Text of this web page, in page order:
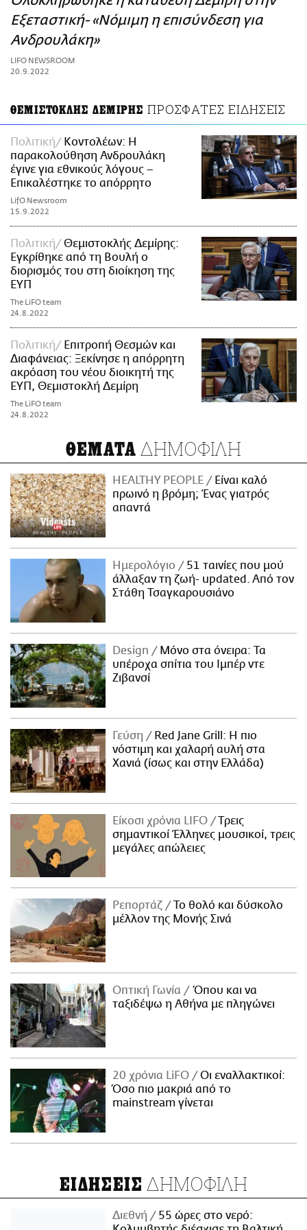
ΑΜΠΑ
PRINT
Εξεταστική- «Νόμιμη η επισύνδεση για
Ανδρουλάκη»
LIFO NEWSROOM
20.9.2022
ΘΕΜΙΣΤΟΚΛΗΣ ΔΕΜΙΡΗΣ ΠΡΟΣΦΑΤΕΣ ΕΙΔΗΣΕΙΣ
Πολιτική
Κοντολέων: Η
παρακολούθηση Ανδρουλάκη
έγινε για εθνικούς λόγους –
Επικαλέστηκε το απόρρητο
LifO Newsroom
15.9.2022
Πολιτική
Θεμιστοκλής Δεμίρης:
Εγκρίθηκε από τη Βουλή ο
διορισμός του στη διοίκηση της
ΕΥΠ
The LiFO team
24.8.2022
Πολιτική
Επιτροπή Θεσμών και
Διαφάνειας: Ξεκίνησε η απόρρητη
ακρόαση του νέου διοικητή της
ΕΥΠ, Θεμιστοκλή Δεμίρη
The LiFO team
24.8.2022
ΘΕΜΑΤΑ ΔΗΜΟΦΙΛΗ
HEALTHY PEOPLE
Είναι καλό
πρωινό η βρόμη; Ένας γιατρός
απαντά
Ημερολόγιο
51 ταινίες που μού
άλλαξαν τη ζωή- updated. Aπό τον
Στάθη Τσαγκαρουσιάνο
Design
Μόνο στα όνειρα: Τα
υπέροχα σπίτια του Ιμπέρ ντε
Ζιβανσί
Γεύση
Red Jane Grill: Η πιο
νόστιμη και χαλαρή αυλή στα
Χανιά (ίσως και στην Ελλάδα)
Είκοσι χρόνια LIFO
Tρεις
σημαντικοί Έλληνες μουσικοί, τρεις
μεγάλες απώλειες
Ρεπορτάζ
Το θολό και δύσκολο
μέλλον της Μονής Σινά
Οπτική Γωνία
Όπου και να
ταξιδέψω η Αθήνα με πληγώνει
20 χρόνια LiFO
Οι εναλλακτικοί:
Όσο πιο μακριά από το
mainstream γίνεται
ΕΙΔΗΣΕΙΣ ΔΗΜΟΦΙΛΗ
Διεθνή
55 ώρες στο νερό: